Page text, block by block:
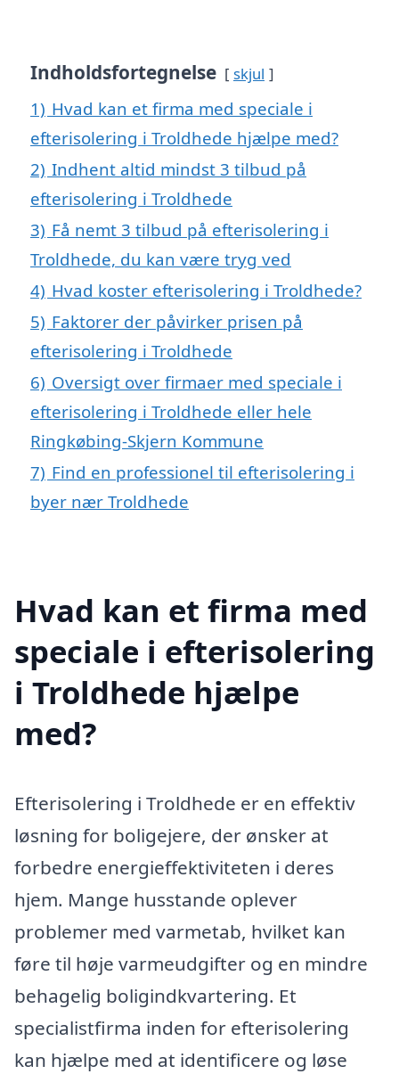
Indholdsfortegnelse skjul
1) Hvad kan et firma med speciale i
efterisolering i Troldhede hjælpe med?
2) Indhent altid mindst 3 tilbud på
efterisolering i Troldhede
3) Få nemt 3 tilbud på efterisolering i
Troldhede, du kan være tryg ved
4) Hvad koster efterisolering i Troldhede?
5) Faktorer der påvirker prisen på
efterisolering i Troldhede
6) Oversigt over firmaer med speciale i
efterisolering i Troldhede eller hele
Ringkøbing-Skjern Kommune
7) Find en professionel til efterisolering i
byer nær Troldhede
Hvad kan et firma med
speciale i efterisolering
i Troldhede hjælpe
med?
Efterisolering i Troldhede er en effektiv
løsning for boligejere, der ønsker at
forbedre energieffektiviteten i deres
hjem. Mange husstande oplever
problemer med varmetab, hvilket kan
føre til høje varmeudgifter og en mindre
behagelig boligindkvartering. Et
specialistfirma inden for efterisolering
kan hjælpe med at identificere og løse